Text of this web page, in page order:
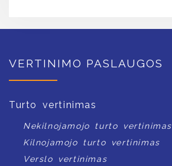
VERTINIMO PASLAUGOS
Turto vertinimas
Nekilnojamojo turto vertinimas
Kilnojamojo turto vertinimas
Verslo vertinimas